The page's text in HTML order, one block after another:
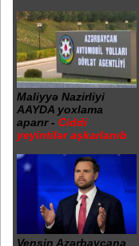
Maliyyə Nazirliyi
AAYDA yoxlama
aparır - Ciddi
yeyintilər aşkarlanıb
Vensin Azərbaycana